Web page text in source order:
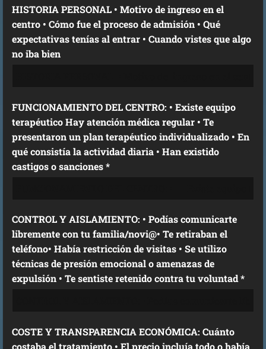
HISTORIA PERSONAL • Motivo de ingreso en el
centro • Cómo fue el proceso de admisión • Qué
expectativas tenías al entrar • Cuando vistes que algo
no iba bien
FUNCIONAMIENTO DEL CENTRO: • Existe equipo
terapéutico Hay atención médica regular • Te
presentaron un plan terapéutico individualizado • En
qué consistía la actividad diaria • Han existido
castigos o sanciones *
CONTROL Y AISLAMIENTO: • Podías comunicarte
libremente con tu familia/novi@• Te retiraban el
teléfono• Había restricción de visitas • Se utilizo
técnicas de presión emocional o amenazas de
expulsión • Te sentiste retenido contra tu voluntad *
COSTE Y TRANSPARENCIA ECONÓMICA: Cuánto
costaba el tratamiento • El precio incluía todo o había